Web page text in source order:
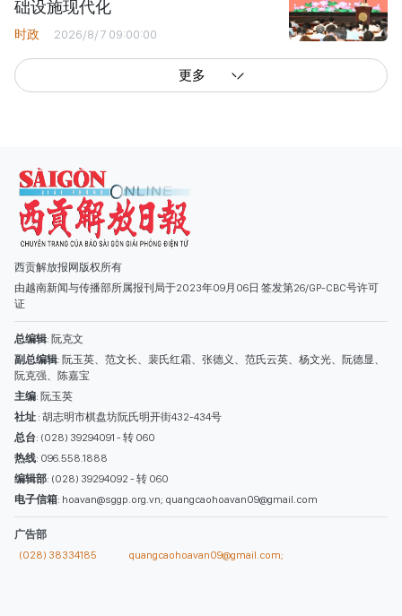
础设施现代化
时政 2026/8/7 09:00:00
更多
西贡解放报网版权所有
由越南新闻与传播部所属报刊局于2023年09月06日 签发第26/GP-CBC号许可
证
总编辑
副总编辑: 阮玉英、范文长、裴氏红霜、张德义、范氏云英、杨文光、阮德显、